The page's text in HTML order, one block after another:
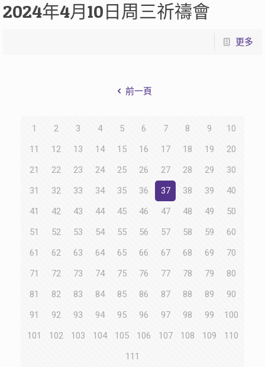
2024年4月10日周三祈禱會
更多
前一頁
1 2 3 4 5 6 7 8 9
10
11
12 13 14 15 16 17 18 19
20
21
22 23 24 25 26 27 28 29
30
31
32 33 34 35 36 37 38 39
40
41
42 43 44 45 46 47 48 49
50
51
52 53 54 55 56 57 58 59
60
61
62 63 64 65 66 67 68 69
70
71
72 73 74 75 76 77 78 79
80
81
82 83 84 85 86 87 88 89
90
91
92 93 94 95 96 97 98 99
100
101
102 103 104 105 106 107 108 109
110
111